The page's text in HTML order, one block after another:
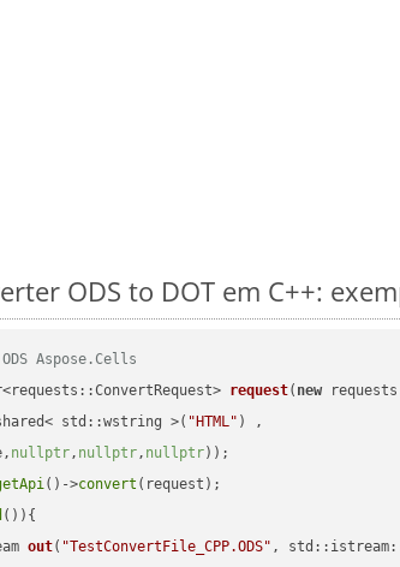
ODS to DOT em C++:
Aspose.Cells
request( new
std::wstring >(
"HTML" ) ,
nullptr, nullptr, nullptr))
()->convert
()){
out( "TestConvertFile_CPP.ODS" ,